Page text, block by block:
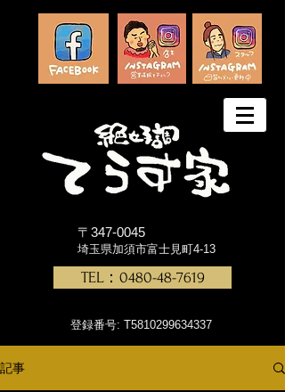
〒347-0045
埼玉県加須市富士見町4-13
TEL：0480-48-7619
登録番号: T5810299634337
記事